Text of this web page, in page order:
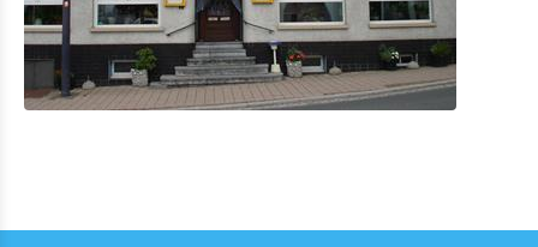
Eat & Sleep
Restaurants
Cafés und Imbisse